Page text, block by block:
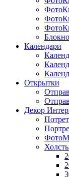
Календари
Открытки
Декор